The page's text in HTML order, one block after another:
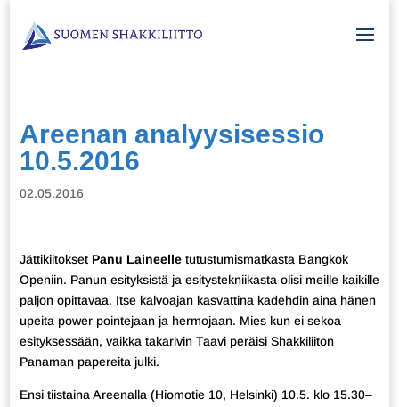
Areenan analyysisessio
10.5.2016
02.05.2016
JättikiitoksetPanu Laineelletutustumismatkasta Bangkok
Openiin. Panun esityksistä ja esitystekniikasta olisi meille kaikille
paljon opittavaa. Itse kalvoajan kasvattina kadehdin aina hänen
upeita power pointejaan ja hermojaan. Mies kun ei sekoa
esityksessään, vaikka takarivin Taavi peräisi Shakkiliiton
Panaman papereita julki.
Ensi tiistaina Areenalla (Hiomotie 10, Helsinki) 10.5. klo 15.30–